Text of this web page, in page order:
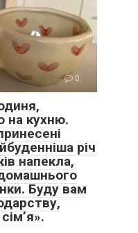
0
на кухню.
річ
напекла,
Буду вам